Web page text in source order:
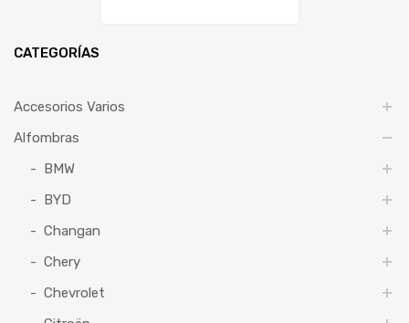
CATEGORÍAS
Accesorios Varios
Alfombras
BMW
BYD
Changan
Chery
Chevrolet